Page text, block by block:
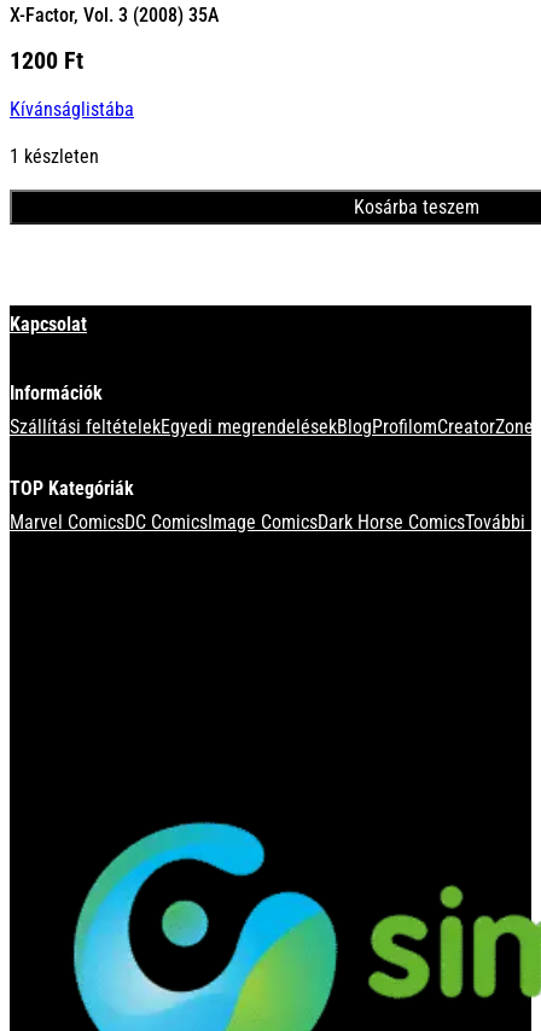
X-Factor, Vol. 3 (2008) 35A
1200 Ft
Kívánságlistába
1 készleten
Kosárba teszem
Kapcsolat
Információk
Szállítási feltételekEgyedi megrendelésekBlogProfilom
TOP Kategóriák
Marvel ComicsDC Comics Image ComicsDark Horse ComicsTovábbi